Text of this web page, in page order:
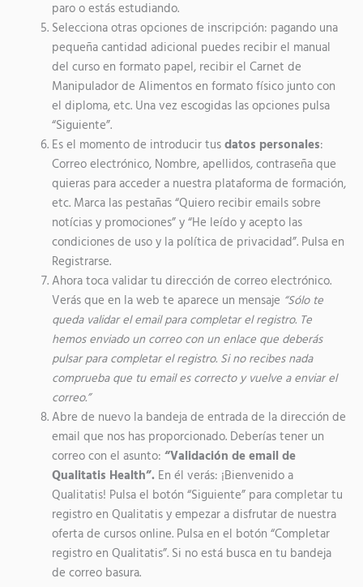
paro o estás estudiando.
Selecciona otras opciones de inscripción: pagando una
pequeña cantidad adicional puedes recibir el manual
del curso en formato papel, recibir el Carnet de
Manipulador de Alimentos en formato físico junto con
el diploma, etc. Una vez escogidas las opciones pulsa
“Siguiente”.
Es el momento de introducir tus datos personales:
Correo electrónico, Nombre, apellidos, contraseña que
quieras para acceder a nuestra plataforma de formación,
etc. Marca las pestañas “Quiero recibir emails sobre
notícias y promociones” y “He leído y acepto las
condiciones de uso y la política de privacidad”. Pulsa en
Registrarse.
Ahora toca validar tu dirección de correo electrónico.
Verás que en la web te aparece un mensaje “Sólo te
queda validar el email para completar el registro. Te
hemos enviado un correo con un enlace que deberás
pulsar para completar el registro. Si no recibes nada
comprueba que tu email es correcto y vuelve a enviar el
correo.”
Abre de nuevo la bandeja de entrada de la dirección de
email que nos has proporcionado. Deberías tener un
correo con el asunto: “Validación de email de
Qualitatis Health”.En él verás: ¡Bienvenido a
Qualitatis! Pulsa el botón “Siguiente” para completar tu
registro en Qualitatis y empezar a disfrutar de nuestra
oferta de cursos online. Pulsa en el botón “Completar
registro en Qualitatis”. Si no está busca en tu bandeja
de correo basura.